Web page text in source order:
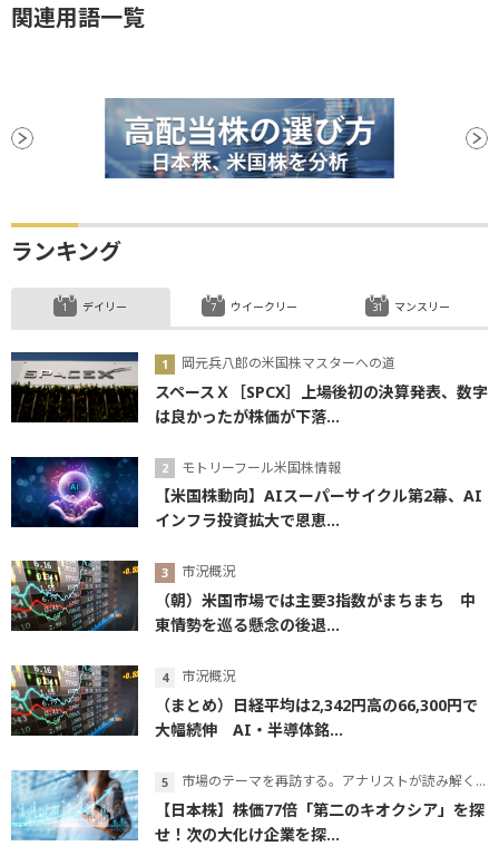
関連用語一覧
ランキング
デイリー
岡元兵八郎の米国株マスターへの道
スペースＸ［SPCX］上場後初の決算発表、数字
は良かったが株価が下落...
モトリーフール米国株情報
【米国株動向】AIスーパーサイクル第2幕、AI
インフラ投資拡大で恩恵...
市況概況
（朝）米国市場では主要3指数がまちまち 中
東情勢を巡る懸念の後退...
市況概況
（まとめ）日経平均は2,342円高の66,300円で
大幅続伸 AI・半導体銘...
市場のテーマを再訪する。アナリストが読み解くテーマの本質
【日本株】株価77倍「第二のキオクシア」を探
せ！次の大化け企業を探...
ウイークリー マンスリー